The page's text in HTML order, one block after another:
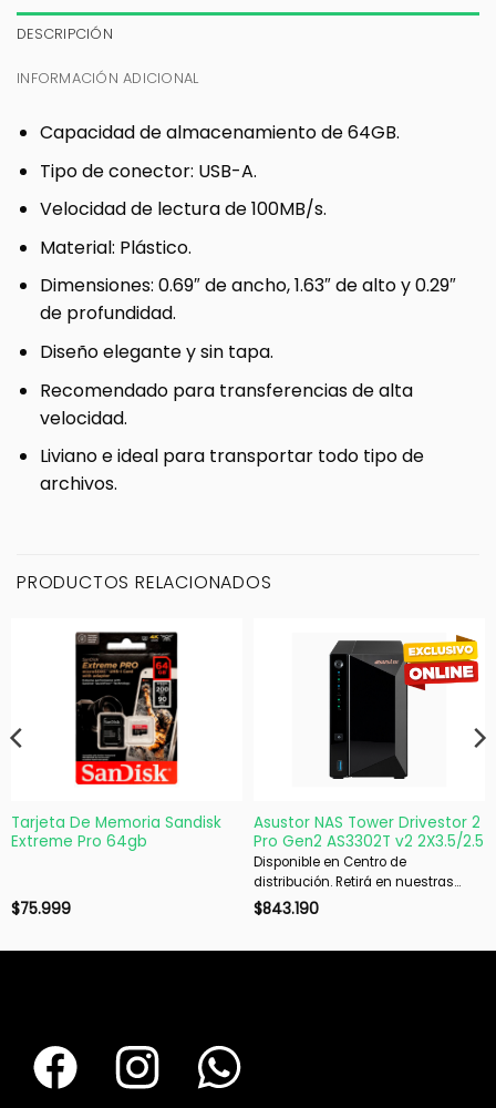
DESCRIPCIÓN
INFORMACIÓN ADICIONAL
Capacidad de almacenamiento de 64GB.
Tipo de conector: USB-A.
Velocidad de lectura de 100MB/s.
Material: Plástico.
Dimensiones: 0.69″ de ancho, 1.63″ de alto y 0.29″
de profundidad.
Diseño elegante y sin tapa.
Recomendado para transferencias de alta
velocidad.
Liviano e ideal para transportar todo tipo de
archivos.
PRODUCTOS RELACIONADOS
Tarjeta De Memoria Sandisk
Extreme Pro 64gb
$75.999
Asustor NAS Tower Drivestor 2
Pro Gen2 AS3302T v2 2X3.5/2.5
Disponible en Centro de
distribución. Retirá en nuestras
sucursales en 48 hs hábiles. Si es
$843.190